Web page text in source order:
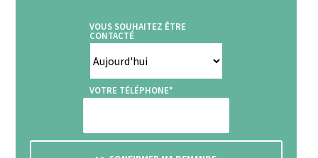
VOUS SOUHAITEZ ÊTRE
CONTACTÉ
VOTRE TÉLÉPHONE*